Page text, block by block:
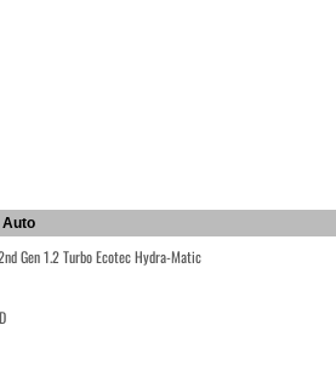
Auto
Gen 1.2 Turbo Ecotec Hydra-Matic